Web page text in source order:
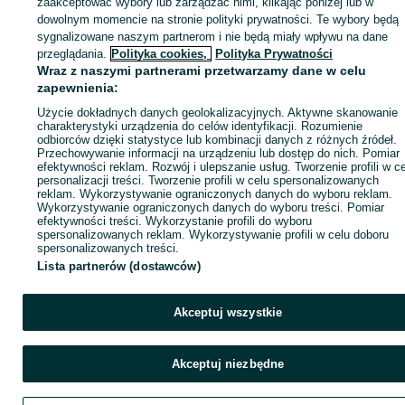
ID:778558774 Wyświetlenia:
dowolnym momencie na stronie polityki prywatności. Te wybory będą
sygnalizowane naszym partnerom i nie będą miały wpływu na dane
przeglądania. Polityka cookies, Polityka Prywatności
Wraz z naszymi partnerami przetwarzamy dane w celu
zapewnienia:
Użycie dokładnych danych geolokalizacyjnych. Aktywne skanowanie
charakterystyki urządzenia do celów identyfikacji. Rozumienie
odbiorców dzięki statystyce lub kombinacji danych z różnych źródeł.
Przechowywanie informacji na urządzeniu lub dostęp do nich. Pomiar
efektywności reklam. Rozwój i ulepszanie usług. Tworzenie profili w
personalizacji treści. Tworzenie profili w celu spersonalizowanych
reklam. Wykorzystywanie ograniczonych danych do wyboru reklam.
Wykorzystywanie ograniczonych danych do wyboru treści. Pomiar
efektywności treści. Wykorzystanie profili do wyboru
spersonalizowanych reklam. Wykorzystywanie profili w celu doboru
spersonalizowanych treści.
Lista partnerów (dostawców)
Akceptuj wszystkie
Akceptuj niezbędne